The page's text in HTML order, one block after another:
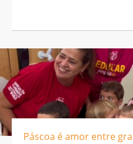
Páscoa é amor entre